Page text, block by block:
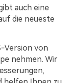
auch eine
die neueste
Version von
nehmen. Wir